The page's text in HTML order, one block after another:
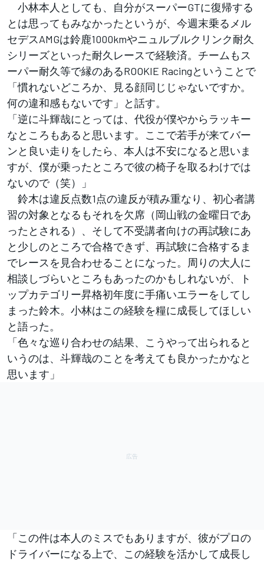
小林本人としても、自分がスーパーGTに復帰する
とは思ってもみなかったというが、今週末乗るメル
セデスAMGは鈴鹿1000kmやニュルブルクリンク耐久
シリーズといった耐久レースで経験済。チームもス
ーパー耐久等で縁のあるROOKIE Racingということで
「慣れないどころか、見る顔同じじゃないですか。
何の違和感もないです」と話す。
「逆に斗輝哉にとっては、代役が僕やからラッキー
なところもあると思います。ここで若手が来てバー
ンと良い走りをしたら、本人は不安になると思いま
すが、僕が乗ったところで彼の椅子を取るわけでは
ないので（笑）」
鈴木は違反点数1点の違反が積み重なり、初心者講
習の対象となるもそれを欠席（岡山戦の金曜日であ
ったとされる）、そして不受講者向けの再試験にあ
と少しのところで合格できず、再試験に合格するま
でレースを見合わせることになった。周りの大人に
相談しづらいところもあったのかもしれないが、ト
ップカテゴリー昇格初年度に手痛いエラーをしてし
まった鈴木。小林はこの経験を糧に成長してほしい
と語った。
「色々な巡り合わせの結果、こうやって出られると
いうのは、斗輝哉のことを考えても良かったかなと
思います」
「この件は本人のミスでもありますが、彼がプロの
ドライバーになる上で、この経験を活かして成長し